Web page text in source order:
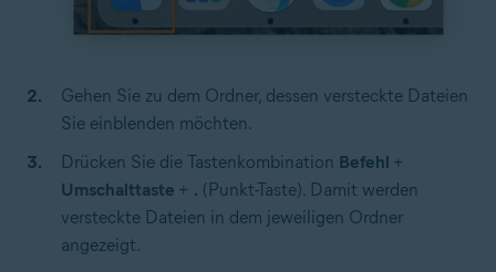
Gehen Sie zu dem Ordner, dessen versteckte Dateien
Sie einblenden möchten.
Drücken Sie die Tastenkombination Befehl +
Umschalttaste + . (Punkt-Taste). Damit werden
versteckte Dateien in dem jeweiligen Ordner
angezeigt.